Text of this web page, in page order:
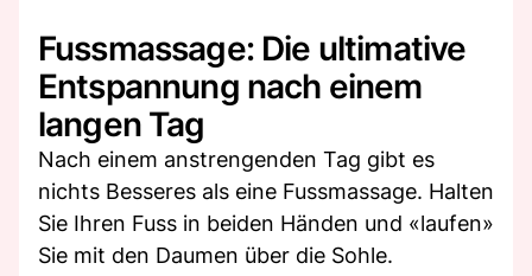
Fussmassage: Die ultimative
Entspannung nach einem
langen Tag
Nach einem anstrengenden Tag gibt es
nichts Besseres als eine Fussmassage. Halten
Sie Ihren Fuss in beiden Händen und «laufen»
Sie mit den Daumen über die Sohle.